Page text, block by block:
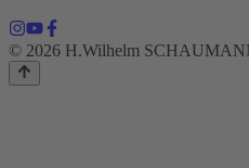
© 2026 H.Wilhelm